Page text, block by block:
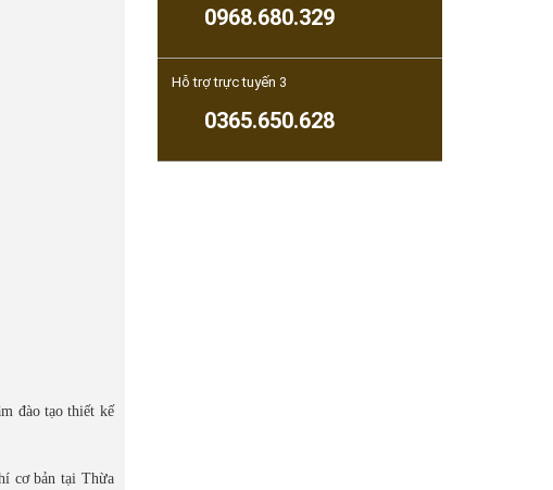
đào tạo thiết kế
cơ bản tại Thừa
0968.680.329
Hỗ trợ trực tuyến 3
0365.650.628